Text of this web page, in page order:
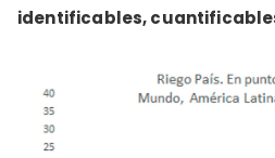
identificables,